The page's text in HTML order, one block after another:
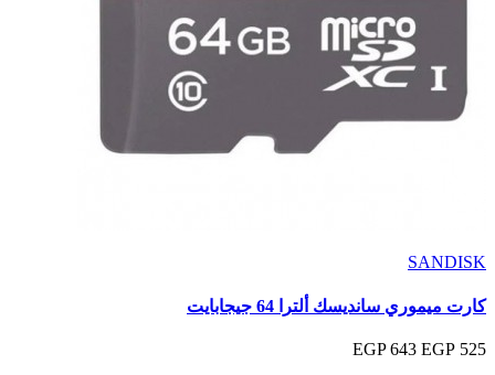
SANDISK
كارت ميموري سانديسك ألترا 64 جيجابايت
525 EGP
643 EGP